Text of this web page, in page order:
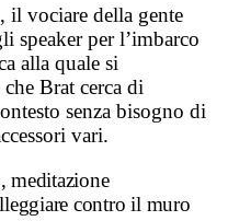
vociare della gente
speaker per l’imbarco
alla quale si
Brat cerca di
senza bisogno di
vari.
meditazione
contro il muro